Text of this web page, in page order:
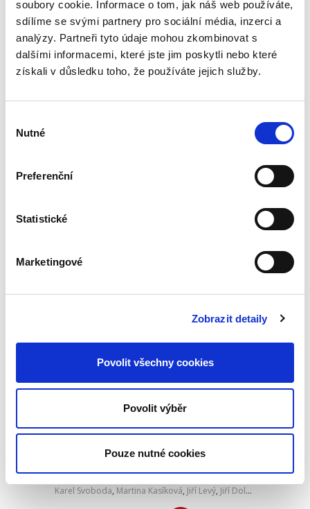
soubory cookie. Informace o tom, jak náš web používáte,
sdílíme se svými partnery pro sociální média, inzerci a
analýzy. Partneři tyto údaje mohou zkombinovat s
dalšími informacemi, které jste jim poskytli nebo které
získali v důsledku toho, že používáte jejich služby.
souhlasu
Nutné
Preferenční
Statistické
Marketingové
Zobrazit detaily
Povolit všechny cookies
Povolit výběr
Pouze nutné cookies
věnovanému početným unijním předpisům v
této oblasti se kniha...
ZÁKON O
ZJIŠTĚNÍ ZÁKLADU
Komentář k zákonu č. 593/1992 Sb., o rezervách
Občanský soudní
vydání
NOVINKA
4. VYDÁNÍ
Karel Svoboda, Martina Kasíková, Jiří Levý, Jiří Doležílek